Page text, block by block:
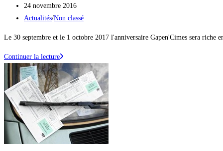
de
la
Publication
publiée :
24 novembre 2016
Post
Actualités/Non classé
Le 30 septembre et le 1 octobre 2017 l'anniversaire Gapen'Cimes sera
Continuer la lecture10
ans
ça
se
fête
!!!!